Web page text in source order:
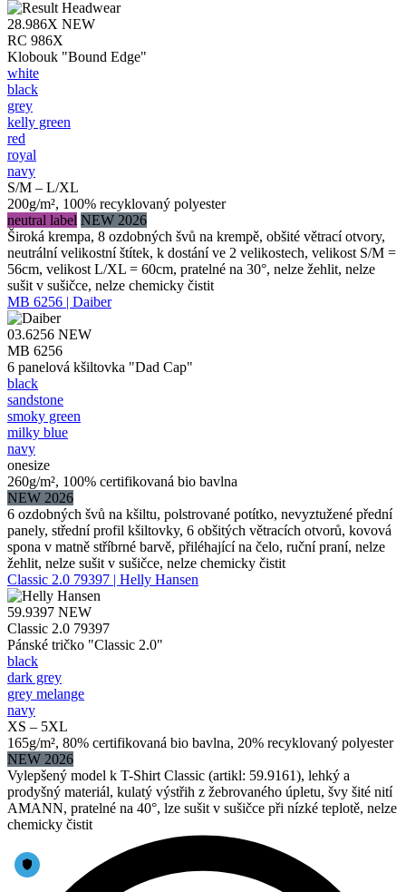
28.986X NEW
RC 986X
Klobouk "Bound Edge"
white
black
grey
kelly green
red
royal
navy
S/M – L/XL
200g/m², 100% recyklovaný polyester
neutral label NEW 2026
Široká krempa, 8 ozdobných švů na krempě, obšité větrací otvory,
neutrální velikostní štítek, k dostání ve 2 velikostech, velikost S/M =
56cm, velikost L/XL = 60cm, pratelné na 30°, nelze žehlit, nelze
sušit v sušičce, nelze chemicky čistit
MB 6256 | Daiber
03.6256 NEW
MB 6256
6 panelová kšiltovka "Dad Cap"
black
sandstone
smoky green
milky blue
navy
onesize
260g/m², 100% certifikovaná bio bavlna
NEW 2026
6 ozdobných švů na kšiltu, polstrované potítko, nevyztužené přední
panely, střední profil kšiltovky, 6 obšitých větracích otvorů, kovová
spona v matně stříbrné barvě, přiléhající na čelo, ruční praní, nelze
žehlit, nelze sušit v sušičce, nelze chemicky čistit
Classic 2.0 79397 | Helly Hansen
59.9397 NEW
Classic 2.0 79397
Pánské tričko "Classic 2.0"
black
dark grey
grey melange
navy
XS – 5XL
165g/m², 80% certifikovaná bio bavlna, 20% recyklovaný polyester
NEW 2026
Vylepšený model k T-Shirt Classic (artikl: 59.9161), lehký a
prodyšný materiál, kulatý výstřih z žebrovaného úpletu, švy šité nití
AMANN, pratelné na 40°, lze sušit v sušičce při nízké teplotě, nelze
chemicky čistit